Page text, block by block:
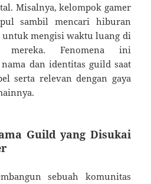
Misalnya, kelompok gamer
sambil mencari hiburan
untuk mengisi waktu luang di
Fenomena ini
dan identitas guild saat
serta relevan dengan gaya
Guild yang Disukai
sebuah komunitas